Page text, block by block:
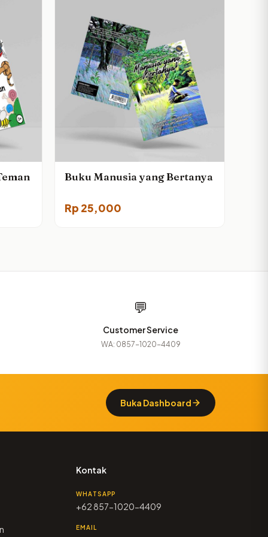
Buku Manusia yang Bertanya
Rp 25,000
💬
Customer Service
WA: 0857-1020-4409
Buka Dashboard
Kontak
WHATSAPP
+62 857-1020-4409
EMAIL